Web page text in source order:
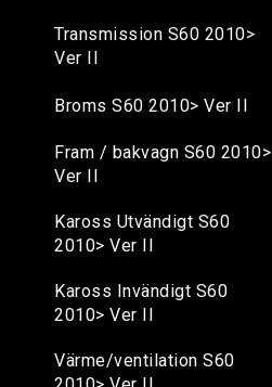
Transmission S60 2010>
Ver II
Broms S60 2010> Ver II
Fram / bakvagn S60 2010>
Ver II
Kaross Utvändigt S60
2010> Ver II
Kaross Invändigt S60
2010> Ver II
Värme/ventilation S60